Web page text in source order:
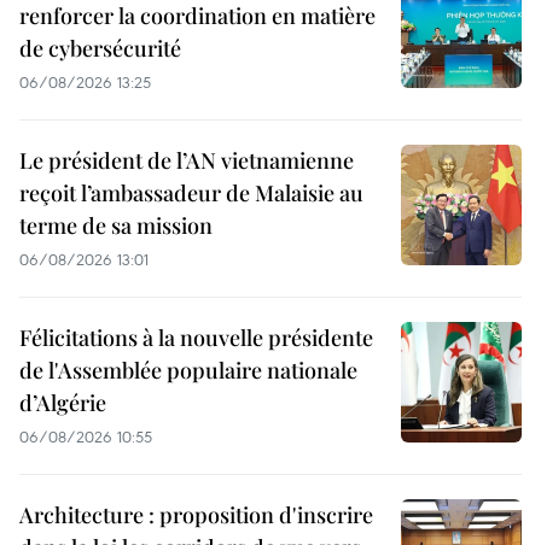
renforcer la coordination en matière
de cybersécurité
06/08/2026 13:25
Le président de l’AN vietnamienne
reçoit l’ambassadeur de Malaisie au
terme de sa mission
06/08/2026 13:01
Félicitations à la nouvelle présidente
de l'Assemblée populaire nationale
d’Algérie
06/08/2026 10:55
Architecture : proposition d'inscrire